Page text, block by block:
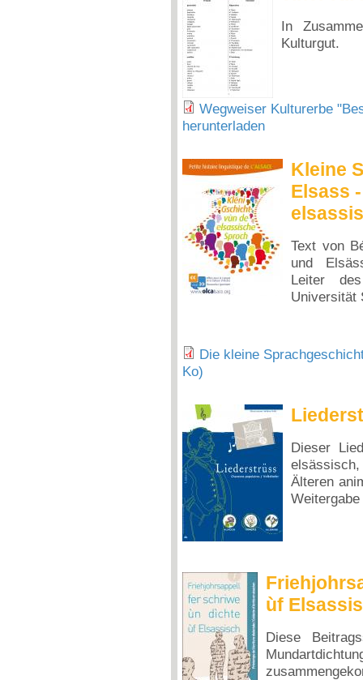
In
Kulturgut.
Wegweiser Kulturerbe
herunterladen
Kleine
Elsass
Text von
und
Leiter
Universität
Die kleine
Ko)
Dieser
Älteren
ùf
Diese